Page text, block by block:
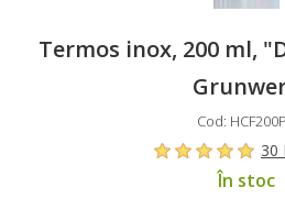
Termos inox, 200 ml,
Cod:
30
În stoc